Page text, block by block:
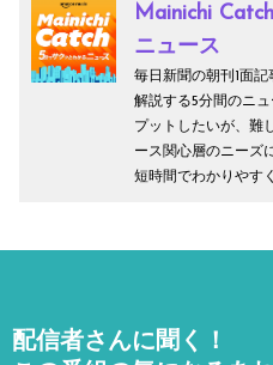
Mainichi
ニュース
毎日新聞の朝刊1面
解説する5分間のニ
プットしたいが、難
ース関心層のニーズ
短時間でわかりやす
配信者さんに聞く！